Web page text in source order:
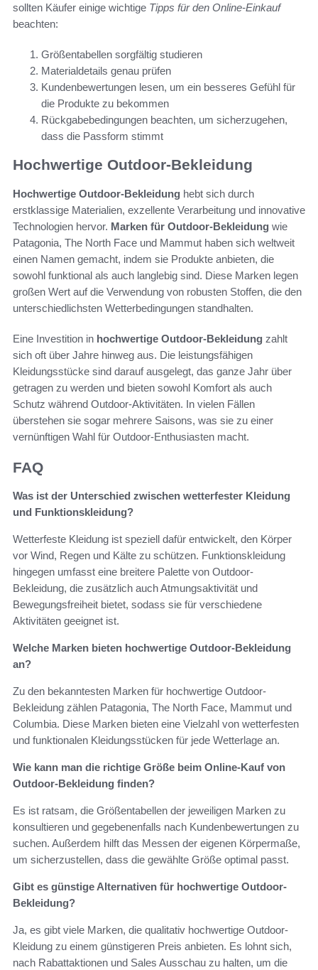
sollten Käufer einige wichtige Tipps für den Online-Einkauf
beachten:
Größentabellen sorgfältig studieren
Materialdetails genau prüfen
Kundenbewertungen lesen, um ein besseres Gefühl für
die Produkte zu bekommen
Rückgabebedingungen beachten, um sicherzugehen,
dass die Passform stimmt
Hochwertige Outdoor-Bekleidung
Hochwertige Outdoor-Bekleidung hebt sich durch
erstklassige Materialien, exzellente Verarbeitung und innovative
Technologien hervor. Marken für Outdoor-Bekleidung wie
Patagonia, The North Face und Mammut haben sich weltweit
einen Namen gemacht, indem sie Produkte anbieten, die
sowohl funktional als auch langlebig sind. Diese Marken legen
großen Wert auf die Verwendung von robusten Stoffen, die den
unterschiedlichsten Wetterbedingungen standhalten.
Eine Investition in hochwertige Outdoor-Bekleidung zahlt
sich oft über Jahre hinweg aus. Die leistungsfähigen
Kleidungsstücke sind darauf ausgelegt, das ganze Jahr über
getragen zu werden und bieten sowohl Komfort als auch
Schutz während Outdoor-Aktivitäten. In vielen Fällen
überstehen sie sogar mehrere Saisons, was sie zu einer
vernünftigen Wahl für Outdoor-Enthusiasten macht.
FAQ
Was ist der Unterschied zwischen wetterfester Kleidung
und Funktionskleidung?
Wetterfeste Kleidung ist speziell dafür entwickelt, den Körper
vor Wind, Regen und Kälte zu schützen. Funktionskleidung
hingegen umfasst eine breitere Palette von Outdoor-
Bekleidung, die zusätzlich auch Atmungsaktivität und
Bewegungsfreiheit bietet, sodass sie für verschiedene
Aktivitäten geeignet ist.
Welche Marken bieten hochwertige Outdoor-Bekleidung
an?
Zu den bekanntesten Marken für hochwertige Outdoor-
Bekleidung zählen Patagonia, The North Face, Mammut und
Columbia. Diese Marken bieten eine Vielzahl von wetterfesten
und funktionalen Kleidungsstücken für jede Wetterlage an.
Wie kann man die richtige Größe beim Online-Kauf von
Outdoor-Bekleidung finden?
Es ist ratsam, die Größentabellen der jeweiligen Marken zu
konsultieren und gegebenenfalls nach Kundenbewertungen zu
suchen. Außerdem hilft das Messen der eigenen Körpermaße,
um sicherzustellen, dass die gewählte Größe optimal passt.
Gibt es günstige Alternativen für hochwertige Outdoor-
Bekleidung?
Ja, es gibt viele Marken, die qualitativ hochwertige Outdoor-
Kleidung zu einem günstigeren Preis anbieten. Es lohnt sich,
nach Rabattaktionen und Sales Ausschau zu halten, um die